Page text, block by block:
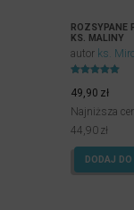
ROZSYPANE
KS. MALINY
autor ks.
5.00
na 5.
49,90 zł
Najniższa
44,90 zł
DODAJ